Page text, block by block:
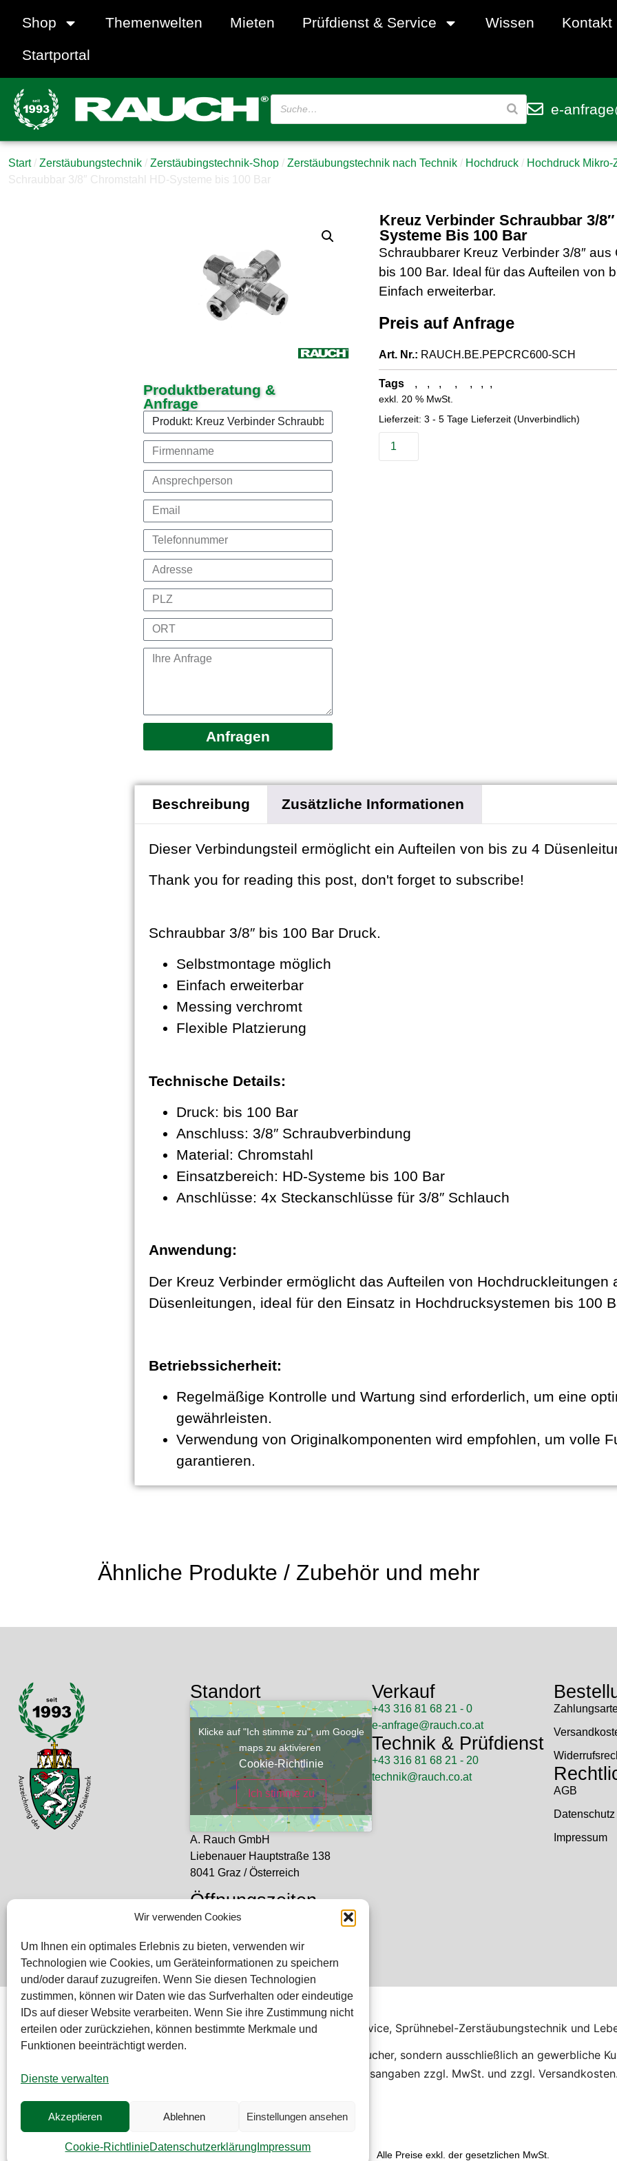
Wir verwenden Cookies
Um Ihnen ein optimales Erlebnis zu bieten, verwenden wir
Technologien wie Cookies, um Geräteinformationen zu speichern
und/oder darauf zuzugreifen. Wenn Sie diesen Technologien
zustimmen, können wir Daten wie das Surfverhalten oder eindeutige
IDs auf dieser Website verarbeiten. Wenn Sie ihre Zustimmung nicht
erteilen oder zurückziehen, können bestimmte Merkmale und
Funktionen beeinträchtigt werden.
Dienste verwalten
Akzeptieren Ablehnen Einstellungen ansehen
Cookie-RichtlinieDatenschutzerklärung Impressum
Shop Themenwelten Mieten Prüfdienst & Service Wissen Kontakt
Startportal
e-
Start/ Zerstäubungstechnik / Zerstäubingstechnik-Shop / Zerstäubungstechnik nach Technik / Hochdruck / Hochdruck Mikro-
Schraubbar 3/8″ Chromstahl HD-Systeme bis 100 Bar
Produktberatung &
Anfrage
Anfragen
Kreuz Verbinder Schraubbar 3/
Systeme Bis 100 Bar
Schraubbarer Kreuz Verbinder 3/8″
bis 100 Bar. Ideal für das Aufteilen von
Einfach erweiterbar.
Preis auf Anfrage
Art. Nr.: RAUCH.BE.PEPCRC600-SCH
Tags , , , , , , ,
exkl. 20 % MwSt.
Lieferzeit: 3 - 5 Tage Lieferzeit (Unverbindlich)
Beschreibung Zusätzliche Informationen
Dieser Verbindungsteil ermöglicht ein Aufteilen von bis zu 4
Thank you for reading this post, don't forget to subscribe!
Schraubbar 3/8″ bis 100 Bar Druck.
Selbstmontage möglich
Einfach erweiterbar
Messing verchromt
Flexible Platzierung
Technische Details:
Druck: bis 100 Bar
Anschluss: 3/8″ Schraubverbindung
Material: Chromstahl
Einsatzbereich: HD-Systeme bis 100 Bar
Anschlüsse: 4x Steckanschlüsse für 3/8″ Schlauch
Anwendung:
Der Kreuz Verbinder ermöglicht das Aufteilen von Hochdruckleitungen
Düsenleitungen, ideal für den Einsatz in Hochdrucksystemen bis 100
Betriebssicherheit:
Regelmäßige Kontrolle und Wartung sind erforderlich, um eine
gewährleisten.
Verwendung von Originalkomponenten wird empfohlen, um volle
garantieren.
Ähnliche Produkte / Zubehör und mehr
Standort
Klicke auf "Ich stimme zu", um Google
maps zu aktivieren
Cookie-Richtlinie
Ich stimme zu
A. Rauch GmbH
Liebenauer Hauptstraße 138
8041 Graz / Österreich
Öffnungszeiten
Mo – Do: 08:00 – 16:30 Uhr
Verkauf
+43 316 81 68 21 - 0
e-anfrage@rauch.co.at
Technik & Prüfdienst
+43 316 81 68 21 - 20
technik@rauch.co.at
AGB
Datenschutz
Impressum
Bei diesem Webshop handelt es sich um einen B2B-Webshop
RAUCH – Ihr Experte aus Österreich für Waagen, Eich- & Kalibrierservice, Sprühnebel-Zerstäubungstechnik und
Sämtliche Angebote der A. Rauch GmbH richten sich nicht an Verbraucher, sondern ausschließlich an gewerbliche
Deutschland und der Schweiz (weitere Länder auf Anfrage). Alle Preisangaben zzgl. MwSt. und zzgl.
© A. Rauch GmbH 2026
Alle Preise exkl. der gesetzlichen MwSt.